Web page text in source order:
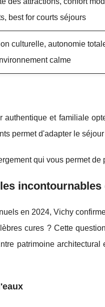
best for courts séjours
culturelle, autonomie
calme
authentique et familiale
permet d'adapter le
qui vous permet
en 2024, Vichy
cures ? Cette
patrimoine